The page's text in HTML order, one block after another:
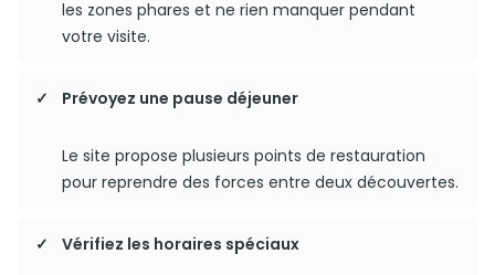
les zones phares et ne rien manquer pendant
votre visite.
Prévoyez une pause déjeuner
Le site propose plusieurs points de restauration
pour reprendre des forces entre deux découvertes.
Vérifiez les horaires spéciaux